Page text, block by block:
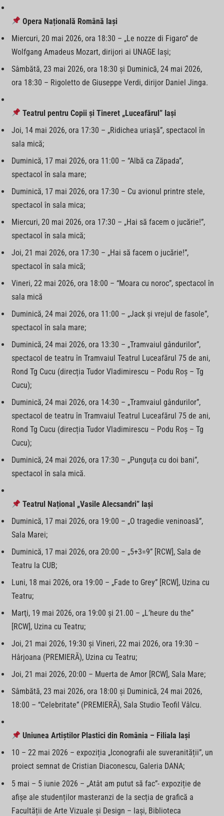
Opera Națională Română Iași
Miercuri, 20 mai 2026, ora 18:30 – „Le nozze di Figaro“ de
Wolfgang Amadeus Mozart, dirijori ai UNAGE Iaşi;
Sâmbătă, 23 mai 2026, ora 18:30 şi Duminică, 24 mai 2026,
ora 18:30 – Rigoletto de Giuseppe Verdi, dirijor Daniel Jinga.
Teatrul pentru Copii și Tineret „Luceafărul” Iași
Joi, 14 mai 2026, ora 17:30 – „Ridichea uriașă”, spectacol în
sala mică;
Duminică, 17 mai 2026, ora 11:00 – “Albă ca Zăpada”,
spectacol în sala mare;
Duminică, 17 mai 2026, ora 17:30 – Cu avionul printre stele,
spectacol în sala mica;
Miercuri, 20 mai 2026, ora 17:30 – „Hai să facem o jucărie!”,
spectacol în sala mică;
Joi, 21 mai 2026, ora 17:30 – „Hai să facem o jucărie!”,
spectacol în sala mică;
Vineri, 22 mai 2026, ora 18:00 – “Moara cu noroc”, spectacol în
sala mică
Duminică, 24 mai 2026, ora 11:00 – „Jack și vrejul de fasole”,
spectacol în sala mare;
Duminică, 24 mai 2026, ora 13:30 – „Tramvaiul gândurilor”,
spectacol de teatru în Tramvaiul Teatrul Luceafărul 75 de ani,
Rond Tg Cucu (direcția Tudor Vladimirescu – Podu Roș – Tg
Cucu);
Duminică, 24 mai 2026, ora 14:30 – „Tramvaiul gândurilor”,
spectacol de teatru în Tramvaiul Teatrul Luceafărul 75 de ani,
Rond Tg Cucu (direcția Tudor Vladimirescu – Podu Roș – Tg
Cucu);
Duminică, 24 mai 2026, ora 17:30 – „Punguța cu doi bani”,
spectacol în sala mică.
Teatrul Național „Vasile Alecsandri” Iași
Duminică, 17 mai 2026, ora 19:00 – „O tragedie veninoasă”,
Sala Marei;
Duminică, 17 mai 2026, ora 20:00 – „5+3=9” [RCW], Sala de
Teatru la CUB;
Luni, 18 mai 2026, ora 19:00 – „Fade to Grey” [RCW], Uzina cu
Teatru;
Marţi, 19 mai 2026, ora 19:00 și 21.00 – „L’heure du the”
[RCW], Uzina cu Teatru;
Joi, 21 mai 2026, 19:30 şi Vineri, 22 mai 2026, ora 19:30 –
Hârjoana (PREMIERĂ), Uzina cu Teatru;
Joi, 21 mai 2026, 20:00 – Muerta de Amor [RCW], Sala Mare;
Sâmbătă, 23 mai 2026, ora 18:00 şi Duminică, 24 mai 2026,
18:00 – “Celebritate” (PREMIERĂ), Sala Studio Teofil Vâlcu.
Uniunea Artiștilor Plastici din România – Filiala Iași
10 – 22 mai 2026 – expoziția „Iconografii ale suveranității”, un
proiect semnat de Cristian Diaconescu, Galeria DANA;
5 mai – 5 iunie 2026 – „Atât am putut să fac”- expoziție de
afișe ale studenților masteranzi de la secția de grafică a
Facultății de Arte Vizuale și Design – Iași, Biblioteca